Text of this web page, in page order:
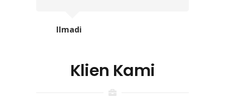
Ilmadi
Klien Kami